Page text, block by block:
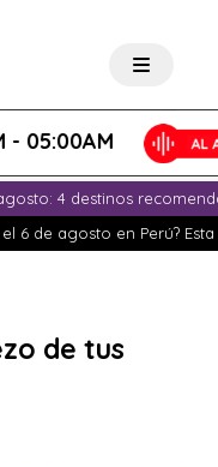
4 destinos
6 de agosto en Perú?
de tus